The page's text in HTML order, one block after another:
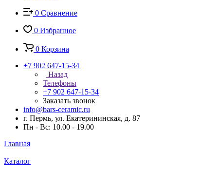
0 Сравнение
0 Избранное
0 Корзина
+7 902 647-15-34
Назад
Телефоны
+7 902 647-15-34
Заказать звонок
info@bars-ceramic.ru
г. Пермь, ул. Екатерининская, д. 87
Пн - Вс: 10.00 - 19.00
Главная
Каталог